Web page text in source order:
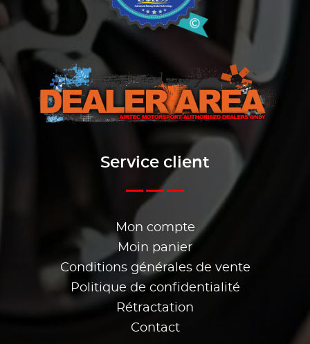
Service client
Mon compte
Moin panier
Conditions générales de vente
Politique de confidentialité
Rétractation
Contact